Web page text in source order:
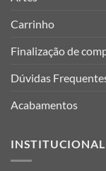
Carrinho
Finalização de
Dúvidas
Acabamentos
INSTITUCIONAL